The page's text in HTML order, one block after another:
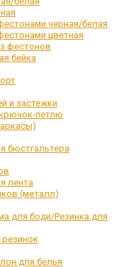
черная/белая
цветная
фестонов
бейка
и застежки
петлю
бюстгальтера
лента
(металл)
для боди/Резинка для
для белья